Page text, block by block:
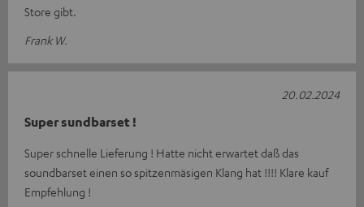
Store gibt.
Frank W.
Super sundbarset !
Super schnelle Lieferung ! Hatte nicht erwartet daß das
soundbarset einen so spitzenmäsigen Klang hat !!!! Klare kauf
Empfehlung !
20.02.2024